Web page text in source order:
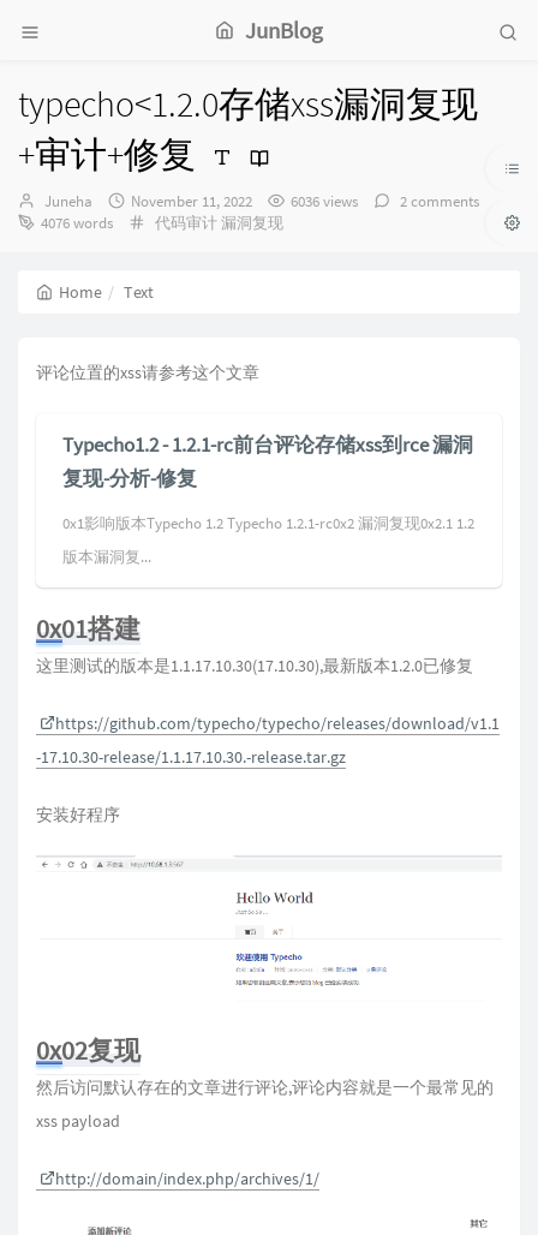
JunBlog
typecho<1.2.0存储xss漏洞复现
+审计+修复
Author：
Juneha
发
布
November 11, 2022 6036 views
2 comments
4076 words
Categories：
代码审计漏洞复现
Home Text
评论位置的xss请参考这个文章
Typecho1.2 - 1.2.1-rc前台评论存储xss到rce 漏洞
复现-分析-修复
0x1影响版本Typecho 1.2 Typecho 1.2.1-rc0x2 漏洞复现0x2.1 1.2
版本漏洞复...
0x01搭建
这里测试的版本是1.1.17.10.30(17.10.30),最新版本1.2.0已修复
https://github.com/typecho/typecho/releases/download/v1.1
-17.10.30-release/1.1.17.10.30.-release.tar.gz
安装好程序
0x02复现
然后访问默认存在的文章进行评论,评论内容就是一个最常见的
xss payload
http://domain/index.php/archives/1/